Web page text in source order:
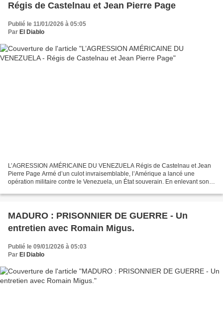
Régis de Castelnau et Jean Pierre Page
Publié le 11/01/2026 à 05:05
Par El Diablo
L’AGRESSION AMÉRICAINE DU VENEZUELA Régis de Castelnau et Jean
Pierre Page Armé d’un culot invraisemblable, l’Amérique a lancé une
opération militaire contre le Venezuela, un État souverain. En enlevant son
MADURO : PRISONNIER DE GUERRE - Un
entretien avec Romain Migus.
Publié le 09/01/2026 à 05:03
Par El Diablo